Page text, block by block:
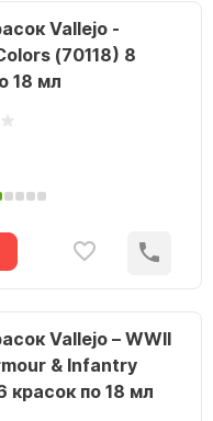
Vallejo -
(70118) 8
18 мл
Vallejo – WWII
& Infantry
красок по 18 мл